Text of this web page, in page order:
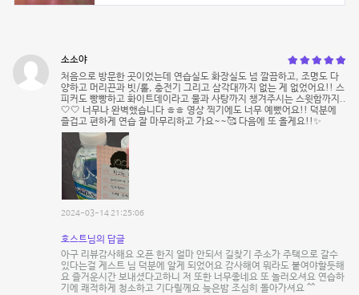
소소야
처음으로 방문한 곳이었는데 연습실도 화장실도 넘 깔끔하고, 조명도 다
양하고 머리끈과 빗/롤, 충전기 그리고 삼각대까지 없는 게 없었어요!! 스
피커도 빵빵하고 화이트데이라고 물과 사탕까지 챙겨주시는 스윗함까지..
🤍🤍 너무나 완벽했습니다 ㅎㅎ 영상 찍기에도 너무 예뻤어요!! 덕분에
즐겁고 편하게 연습 잘 마무리하고 가요~~🥰 다음에 또 올게요!!✨
2024-03-14 21:25:06
호스트님의 답글
아구 리뷰감사해요 오픈 한지 얼마 안되서 길찾기 주소가 주택으로 갈수
있다는걸 게스트 님 덕분에 알게 되었어요 감사해여 뭐라도 붙여야할듯해
요 즐거운시간 보내셨다고하니 저 또한 너무좋네요 또 놀러오셔요 연습하
기에 쾌적하게 청소하고 기다릴께요 늦은밤 조심히 돌아가셔요 ^^